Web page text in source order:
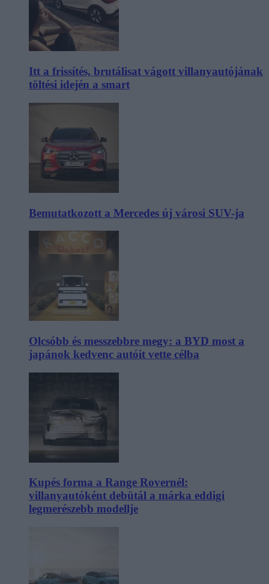
Itt a frissítés, brutálisat vágott villanyautójának
töltési idején a smart
Bemutatkozott a Mercedes új városi SUV-ja
Olcsóbb és messzebbre megy: a BYD most a
japánok kedvenc autóit vette célba
Kupés forma a Range Rovernél:
villanyautóként debütál a márka eddigi
legmerészebb modellje